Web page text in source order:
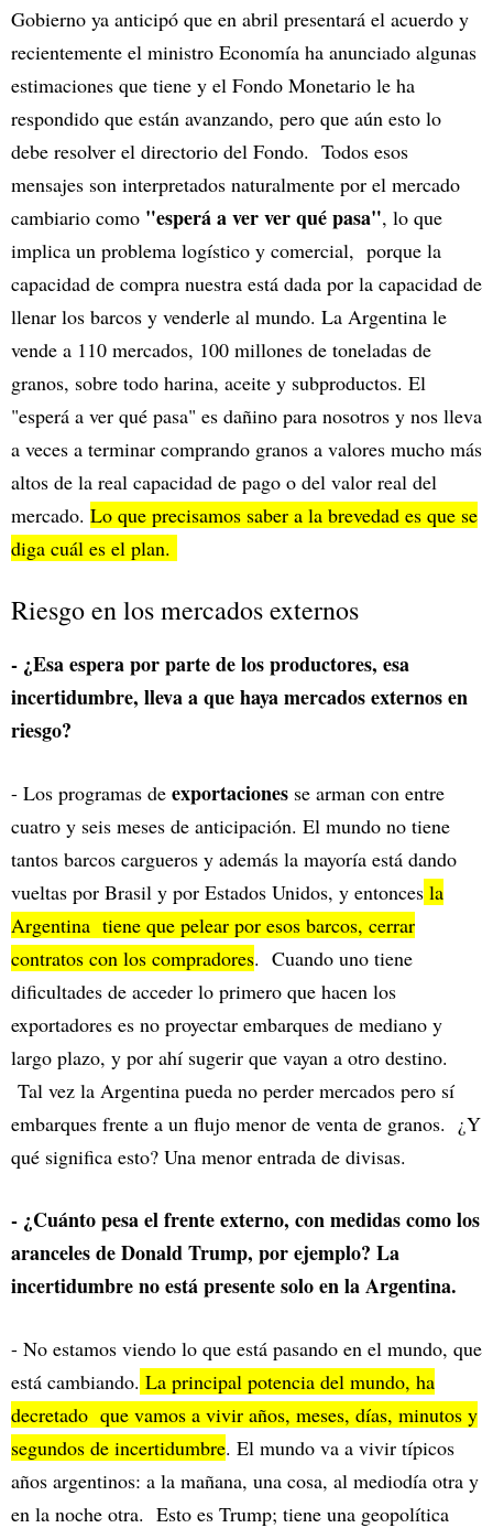
Gobierno ya anticipó que en abril presentará el acuerdo y
recientemente el ministro Economía ha anunciado algunas
estimaciones que tiene y el Fondo Monetario le ha
respondido que están avanzando, pero que aún esto lo
debe resolver el directorio del Fondo. Todos esos
mensajes son interpretados naturalmente por el mercado
cambiario como "esperá a ver ver qué pasa", lo que
implica un problema logístico y comercial, porque la
capacidad de compra nuestra está dada por la capacidad de
llenar los barcos y venderle al mundo. La Argentina le
vende a 110 mercados, 100 millones de toneladas de
granos, sobre todo harina, aceite y subproductos. El
"esperá a ver qué pasa" es dañino para nosotros y nos lleva
a veces a terminar comprando granos a valores mucho más
altos de la real capacidad de pago o del valor real del
mercado. Lo que precisamos saber a la brevedad es que se
diga cuál es el plan.
Riesgo en los mercados externos
- ¿Esa espera por parte de los productores, esa
incertidumbre, lleva a que haya mercados externos en
riesgo?
- Los programas de exportaciones se arman con entre
cuatro y seis meses de anticipación. El mundo no tiene
tantos barcos cargueros y además la mayoría está dando
vueltas por Brasil y por Estados Unidos, y entonces la
Argentina tiene que pelear por esos barcos, cerrar
contratos con los compradores. Cuando uno tiene
dificultades de acceder lo primero que hacen los
exportadores es no proyectar embarques de mediano y
largo plazo, y por ahí sugerir que vayan a otro destino.
Tal vez la Argentina pueda no perder mercados pero sí
embarques frente a un flujo menor de venta de granos. ¿Y
qué significa esto? Una menor entrada de divisas.
- ¿Cuánto pesa el frente externo, con medidas como los
aranceles de Donald Trump, por ejemplo? La
incertidumbre no está presente solo en la Argentina.
- No estamos viendo lo que está pasando en el mundo, que
está cambiando. La principal potencia del mundo, ha
decretado que vamos a vivir años, meses, días, minutos y
segundos de incertidumbre. El mundo va a vivir típicos
años argentinos: a la mañana, una cosa, al mediodía otra y
en la noche otra. Esto es Trump; tiene una geopolítica